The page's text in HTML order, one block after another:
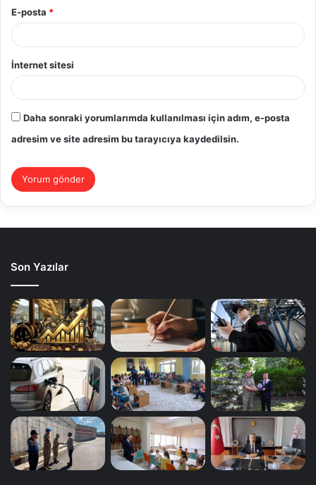
E-posta *
İnternet sitesi
Daha sonraki yorumlarımda kullanılması için adım, e-posta
adresim ve site adresim bu tarayıcıya kaydedilsin.
Son Yazılar